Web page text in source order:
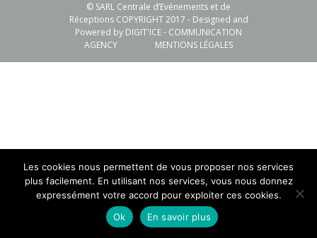
© SARL Centrale d’Evénements et de
Réceptions COPYRIGHT 2017 - Designed and
Powered by DIGIT'ICE - COMMUNICATION
AGENCY
MENTIONS LÉGALES
Les cookies nous permettent de vous proposer nos services
plus facilement. En utilisant nos services, vous nous donnez
expressément votre accord pour exploiter ces cookies.
Ok
En savoir plus